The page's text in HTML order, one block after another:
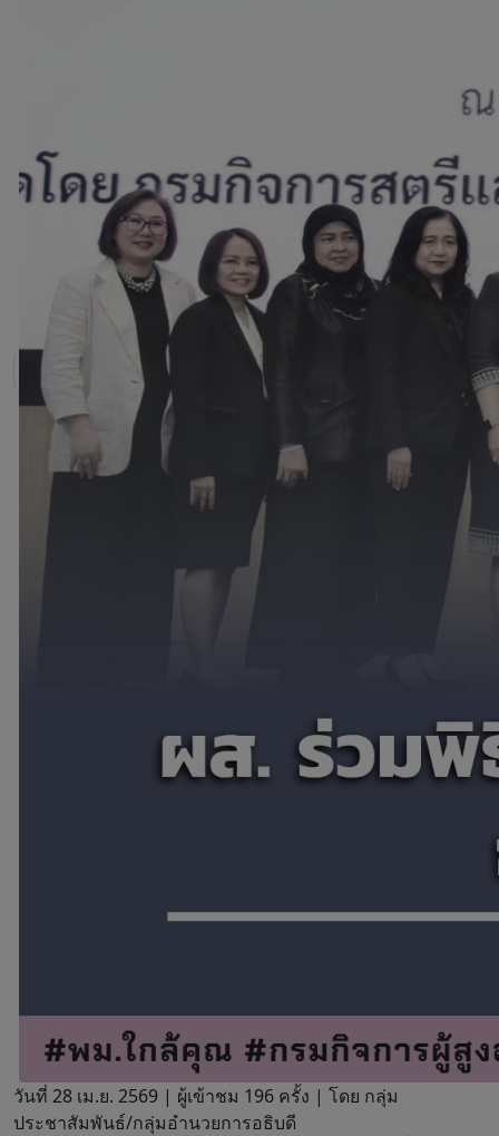
วันที่ 28 เม.ย. 2569 | ผู้เข้าชม 196 ครั้ง | โดย กลุ่ม
ประชาสัมพันธ์/กลุ่มอำนวยการอธิบดี